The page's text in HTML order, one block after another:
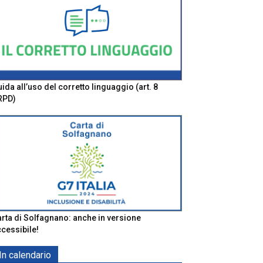
all’uso del corretto linguaggio (art. 8
di Solfagnano: anche in versione
In calendario